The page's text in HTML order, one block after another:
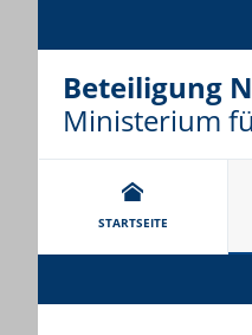
Beteiligung
Ministerium
STARTSEITE